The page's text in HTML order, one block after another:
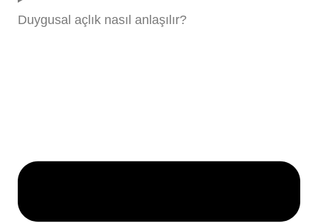
Duygusal açlık nasıl anlaşılır?